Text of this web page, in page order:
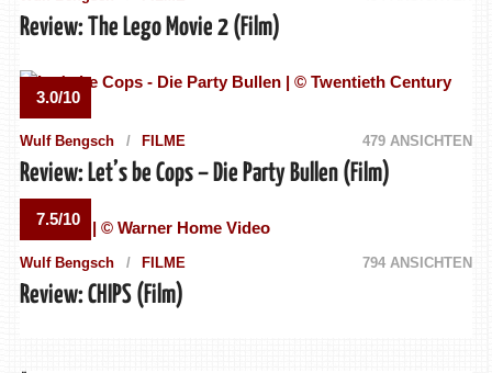
Review: The Lego Movie 2 (Film)
3.0/10
Wulf Bengsch FILME 479 ANSICHTEN
Review: Let’s be Cops – Die Party Bullen (Film)
7.5/10
Wulf Bengsch FILME 794 ANSICHTEN
Review: CHIPS (Film)